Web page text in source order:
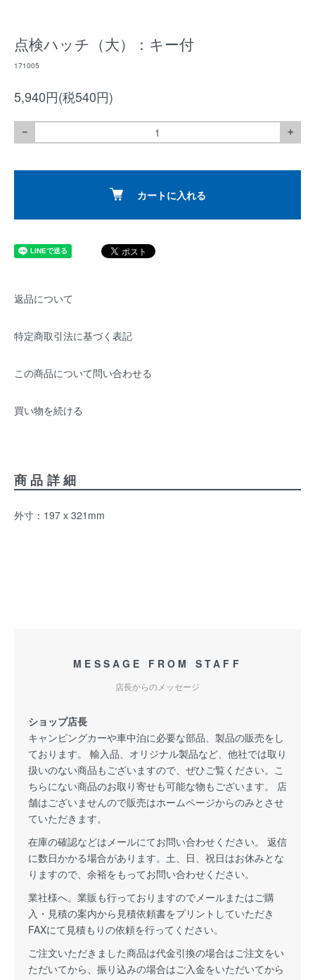
点検ハッチ（大）：キー付
171005
5,940円(税540円)
－ ＋
カートに入れる
返品について
特定商取引法に基づく表記
この商品について問い合わせる
買い物を続ける
商品詳細
外寸：197 x 321mm
MESSAGE FROM STAFF
店長からのメッセージ
ショップ店長
キャンピングカーや車中泊に必要な部品、製品の販売をし
ております。 輸入品、オリジナル製品など、他社では取り
扱いのない商品もございますので、ぜひご覧ください。こ
ちらにない商品のお取り寄せも可能な物もございます。 店
舗はございませんので販売はホームページからのみとさせ
ていただきます。
在庫の確認などはメールにてお問い合わせください。 返信
に数日かかる場合があります。土、日、祝日はお休みとな
りますので、余裕をもってお問い合わせください。
業社様へ。業販も行っておりますのでメールまたはご購
入・見積の案内から見積依頼書をプリントしていただき
FAXにて見積もりの依頼を行ってください。
ご注文いただきました商品は代金引換の場合はご注文をい
ただいてから、振り込みの場合はご入金をいただいてから